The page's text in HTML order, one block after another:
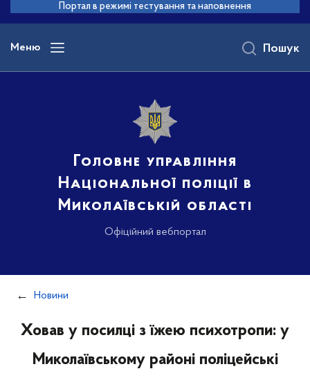
основного
вмісту
Портал в режимі тестування та наповнення
Меню
Головне управління
Національної поліції в
Миколаївській області
Офіційний вебпортал
Пошук
Новини
Ховав у посилці з їжею психотропи: у
Миколаївському районі поліцейські